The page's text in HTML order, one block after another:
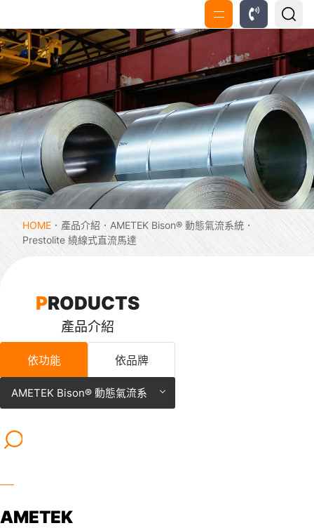
HOME 產品介紹
AMETEK Bison® 動態氣流系統
Prestolite 繞線式直流馬達
PRODUCTS
產品介紹
依功能 依品牌
AMETEK Bison® 動態氣流系
AMETEK